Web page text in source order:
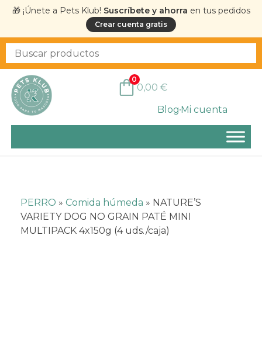
🎁 ¡Únete a Pets Klub! Suscríbete y ahorra en tus pedidos
Crear cuenta gratis
BlogMi cuenta
0
0,00 €
PERRO » Comida húmeda » NATURE’S
VARIETY DOG NO GRAIN PATÉ MINI
MULTIPACK 4x150g (4 uds./caja)